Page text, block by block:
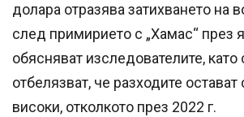
долара отразява затихването на
след примирието с „Хамас“ през
обясняват изследователите,
отбелязват, че разходите остават
високи, отколкото през 2022 г.